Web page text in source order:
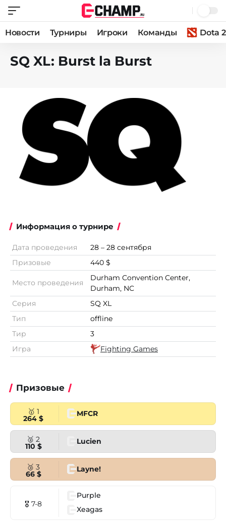
Новости Турниры Игроки Команды Dota 2
SQ XL: Burst la Burst
Информация о турнире
Дата проведения
28 – 28 сентября
Призовые
440 $
Место проведения
Durham Convention Center,
Durham, NC
Серия
SQ XL
Тип
offline
Тир
3
Игра
Fighting Games
Призовые
🥇 1
264 $
MFCR
🥈 2
110 $
Lucien
🥉 3
66 $
Layne!
🎖 7-8
Purple
Xeagas